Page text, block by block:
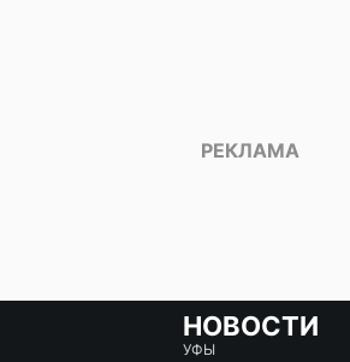
НОВОСТИ
УФЫ